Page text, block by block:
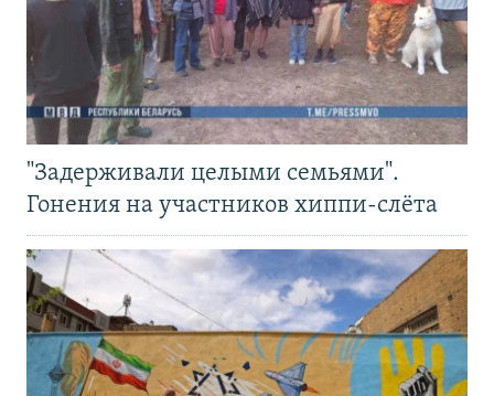
"Задерживали целыми семьями".
Гонения на участников хиппи-слёта